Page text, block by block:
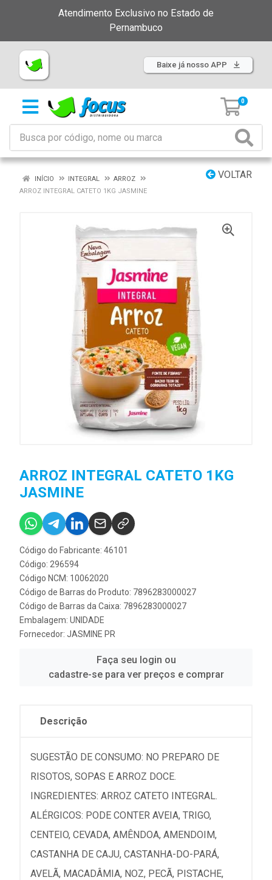
Atendimento Exclusivo no Estado de
Pernambuco
Baixe já nosso APP
0
VOLTAR
INÍCIO INTEGRAL
ARROZ
ARROZ INTEGRAL CATETO 1KG JASMINE
ARROZ INTEGRAL CATETO 1KG
JASMINE
Código do Fabricante: 46101
Código: 296594
Código NCM: 10062020
Código de Barras do Produto: 7896283000027
Código de Barras da Caixa: 7896283000027
Embalagem: UNIDADE
Fornecedor: JASMINE PR
Faça seu login ou
cadastre-se para ver preços e comprar
Descrição
SUGESTÃO DE CONSUMO: NO PREPARO DE
RISOTOS, SOPAS E ARROZ DOCE.
INGREDIENTES: ARROZ CATETO INTEGRAL.
ALÉRGICOS: PODE CONTER AVEIA, TRIGO,
CENTEIO, CEVADA, AMÊNDOA, AMENDOIM,
CASTANHA DE CAJU, CASTANHA-DO-PARÁ,
AVELÃ, MACADÂMIA, NOZ, PECÃ, PISTACHE,